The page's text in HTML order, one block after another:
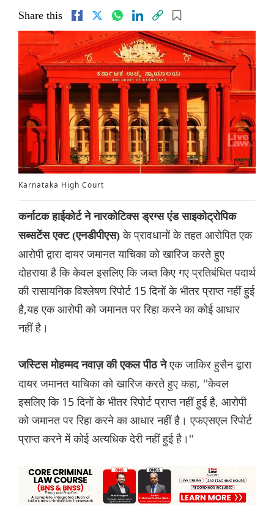
Share this
Karnataka High Court
कर्नाटक हाईकोर्ट ने नारकोटिक्स ड्रग्स एंड साइकोट्रोपिक
सब्सटेंस एक्ट (एनडीपीएस) के प्रावधानों के तहत आरोपित एक
आरोपी द्वारा दायर जमानत याचिका को खारिज करते हुए
दोहराया है कि केवल इसलिए कि जब्त किए गए प्रतिबंधित पदार्थ
की रासायनिक विश्लेषण रिपोर्ट 15 दिनों के भीतर प्राप्त नहीं हुई
है,यह एक आरोपी को जमानत पर रिहा करने का कोई आधार
नहीं है।
जस्टिस मोहम्मद नवाज़ की एकल पीठ नेएक जाकिर हुसैन द्वारा
दायर जमानत याचिका को खारिज करते हुए कहा, ''केवल
इसलिए कि 15 दिनों के भीतर रिपोर्ट प्राप्त नहीं हुई है, आरोपी
को जमानत पर रिहा करने का आधार नहीं है। एफएसएल रिपोर्ट
प्राप्त करने में कोई अत्यधिक देरी नहीं हुई है।''